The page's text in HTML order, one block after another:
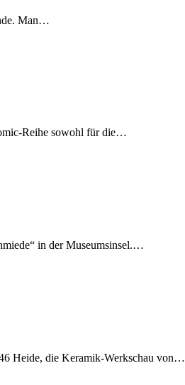
Man…
Reihe sowohl für die…
in der Museumsinsel.…
Heide, die Keramik-Werkschau von…